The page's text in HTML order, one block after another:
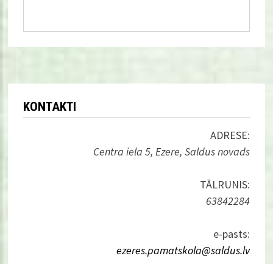
KONTAKTI
ADRESE:
Centra iela 5, Ezere, Saldus novads
TĀLRUNIS:
63842284
e-pasts:
ezeres.pamatskola@saldus.lv